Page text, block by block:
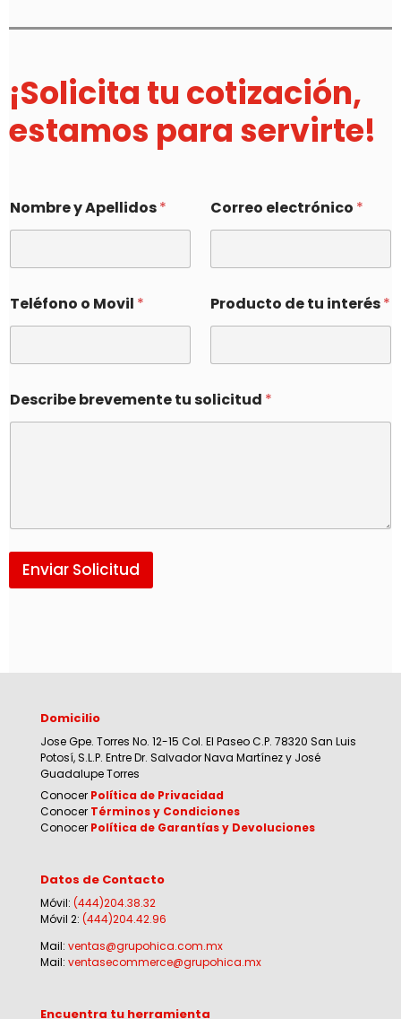
¡Solicita tu cotización,
estamos para servirte!
Nombre y Apellidos* Correo electrónico *
Teléfono o Movil * Producto de tu interés*
Describe brevemente tu solicitud *
Enviar Solicitud
Domicilio
Jose Gpe. Torres No. 12-15 Col. El Paseo C.P. 78320 San Luis
Potosí, S.L.P. Entre Dr. Salvador Nava Martínez y José
Guadalupe Torres
Conocer Política de Privacidad
Conocer Términos y Condiciones
Conocer Política de Garantías y Devoluciones
Datos de Contacto
Móvil: (444)204.38.32
Móvil 2: (444)204.42.96
Mail: ventas@grupohica.com.mx
Mail: ventasecommerce@grupohica.mx
Encuentra tu herramienta